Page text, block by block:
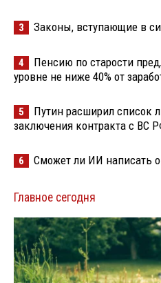
3 Законы, вступающие в
4
Пенсию по старости
уровне не ниже 40% от
5
Путин расширил список
заключения контракта с ВС
6 Сможет ли ИИ написать
Главное сегодня